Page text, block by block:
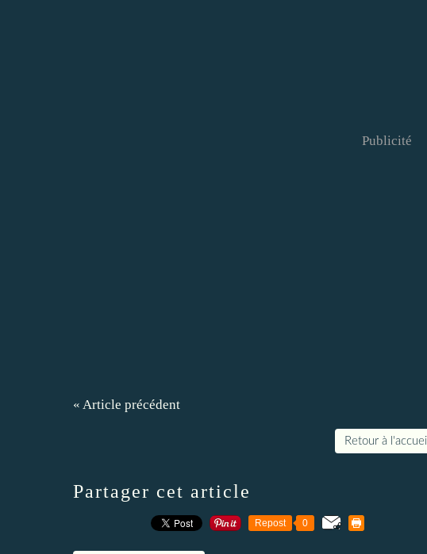
Publicité
« Article précédent
Retour à l'accueil
Partager cet article
Repost 0